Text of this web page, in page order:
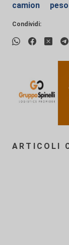
camion
peso
Condividi:
ARTICOLI